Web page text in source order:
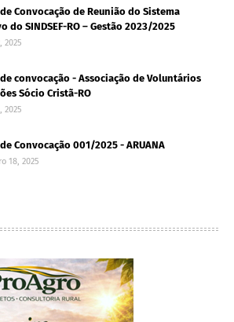
Convocação de Reunião do Sistema
do SINDSEF-RO – Gestão 2023/2025
2025
convocação - Associação de Voluntários
Sócio Cristã-RO
2025
Convocação 001/2025 - ARUANA
18, 2025